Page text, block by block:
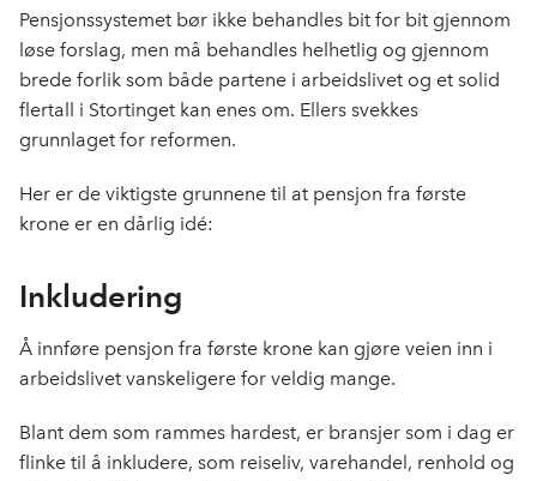
o
o
d
I
t
Pensjonssystemet bør ikke behandles bit for bit gjennom
løse forslag, men må behandles helhetlig og gjennom
brede forlik som både partene i arbeidslivet og et solid
flertall i Stortinget kan enes om. Ellers svekkes
grunnlaget for reformen.
Her er de viktigste grunnene til at pensjon fra første
krone er en dårlig idé:
Inkludering
Å innføre pensjon fra første krone kan gjøre veien inn i
arbeidslivet vanskeligere for veldig mange.
Blant dem som rammes hardest, er bransjer som i dag er
flinke til å inkludere, som reiseliv, varehandel, renhold og